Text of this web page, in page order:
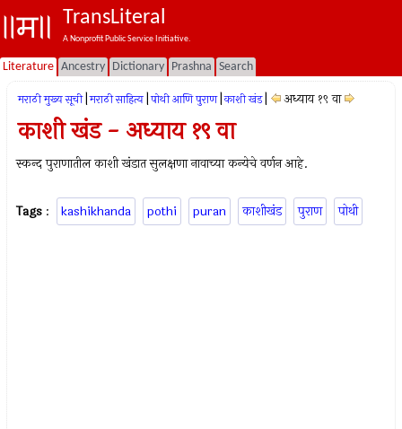
TransLiteral
A Nonprofit Public Service Initiative.
Literature Ancestry Dictionary Prashna Search
मराठी मुख्य सूची मराठी साहित्य पोथी आणि पुराण काशी खंड अध्याय १९ वा
काशी खंड - अध्याय १९ वा
स्कन्द पुराणातील काशी खंडात सुलक्षणा नावाच्या कन्येचे वर्णन आहे.
Tags : kashikhanda pothi puran काशीखंड पुराण पोथी